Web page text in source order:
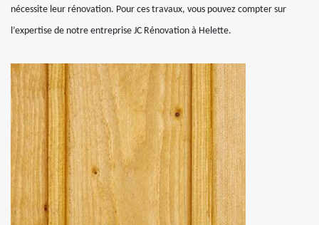
nécessite leur rénovation. Pour ces travaux, vous pouvez compter sur
l’expertise de notre entreprise JC Rénovation à Helette.